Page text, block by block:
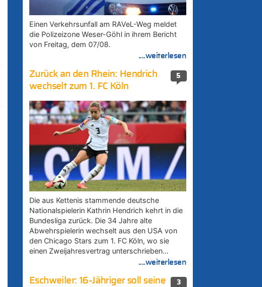
Einen Verkehrsunfall am RAVeL-Weg meldet
die Polizeizone Weser-Göhl in ihrem Bericht
von Freitag, dem 07/08.
....weiterlesen
5
Zurück an den Rhein: Hendrich
wechselt zum 1. FC Köln
Die aus Kettenis stammende deutsche
Nationalspielerin Kathrin Hendrich kehrt in die
Bundesliga zurück. Die 34 Jahre alte
Abwehrspielerin wechselt aus den USA von
den Chicago Stars zum 1. FC Köln, wo sie
einen Zweijahresvertrag unterschrieben…
....weiterlesen
3
Eschweiler: 16-Jähriger soll seine